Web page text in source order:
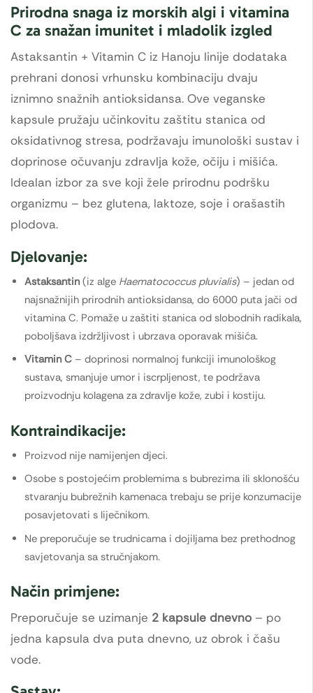
Prirodna snaga iz morskih algi i vitamina
C za snažan imunitet i mladolik izgled
Astaksantin + Vitamin C iz Hanoju linije dodataka
prehrani donosi vrhunsku kombinaciju dvaju
iznimno snažnih antioksidansa. Ove veganske
kapsule pružaju učinkovitu zaštitu stanica od
oksidativnog stresa, podržavaju imunološki sustav i
doprinose očuvanju zdravlja kože, očiju i mišića.
Idealan izbor za sve koji žele prirodnu podršku
organizmu – bez glutena, laktoze, soje i orašastih
plodova.
Djelovanje:
Astaksantin(iz alge Haematococcus pluvialis) – jedan od
najsnažnijih prirodnih antioksidansa, do 6000 puta jači od
vitamina C. Pomaže u zaštiti stanica od slobodnih radikala,
poboljšava izdržljivost i ubrzava oporavak mišića.
Vitamin C – doprinosi normalnoj funkciji imunološkog
sustava, smanjuje umor i iscrpljenost, te podržava
proizvodnju kolagena za zdravlje kože, zubi i kostiju.
Kontraindikacije:
Proizvod nije namijenjen djeci.
Osobe s postojećim problemima s bubrezima ili sklonošću
stvaranju bubrežnih kamenaca trebaju se prije konzumacije
posavjetovati s liječnikom.
Ne preporučuje se trudnicama i dojiljama bez prethodnog
savjetovanja sa stručnjakom.
Način primjene:
Preporučuje se uzimanje 2 kapsule dnevno – po
jedna kapsula dva puta dnevno, uz obrok i čašu
vode.